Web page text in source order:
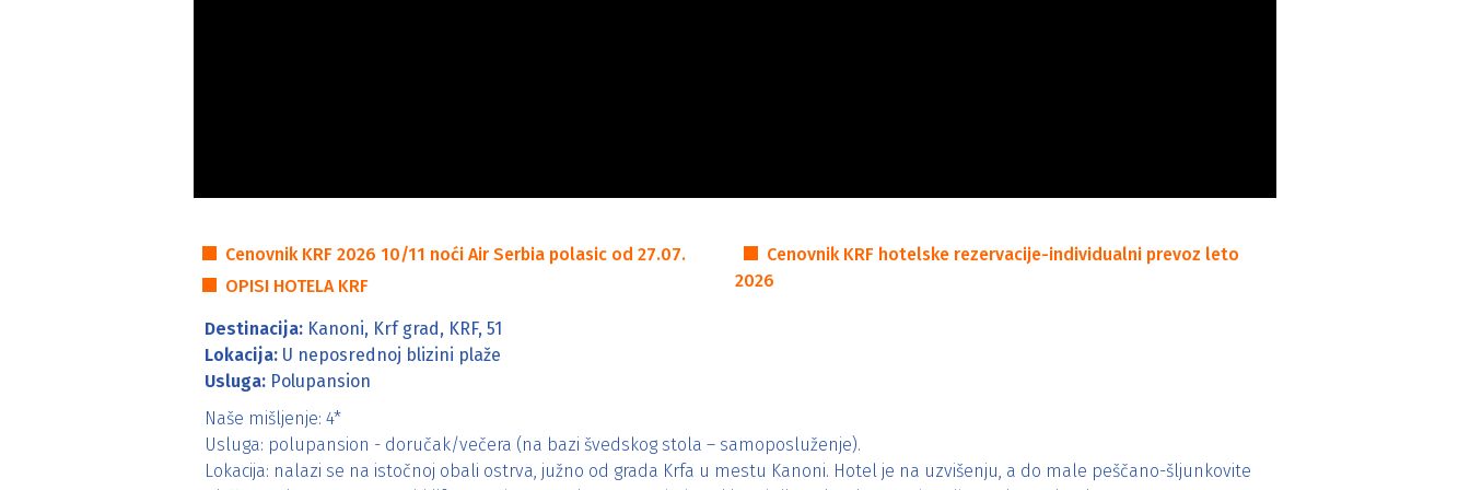
Cenovnik KRF 2026 10/11 noći Air Serbia polasic od 27.07.
OPISI HOTELA KRF
Cenovnik KRF hotelske rezervacije-individualni prevoz leto
2026
Destinacija: Kanoni, Krf grad, KRF, 51
Lokacija: U neposrednoj blizini plaže
Usluga: Polupansion
Naše mišljenje: 4*
Usluga: polupansion - doručak/večera (na bazi švedskog stola – samoposluženje).
Lokacija: nalazi se na istočnoj obali ostrva, južno od grada Krfa u mestu Kanoni. Hotel je na uzvišenju, a do male peščano-šljunkovite